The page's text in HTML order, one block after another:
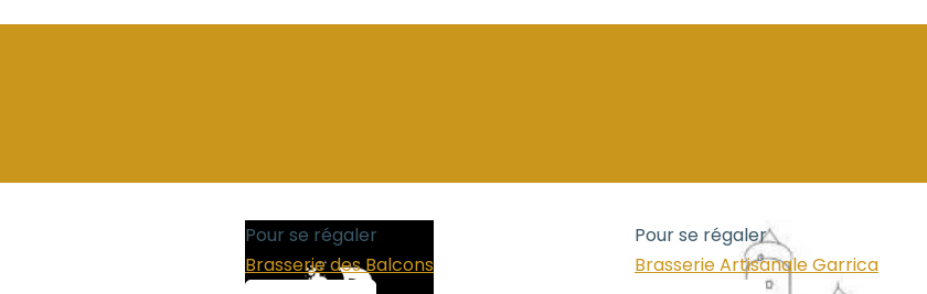
Pour se régaler
Brasserie des Balcons
Pour se régaler
Brasserie Artisanale Garrica